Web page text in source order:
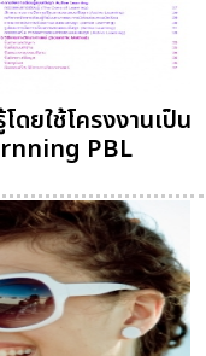
ดยใช้โครงงานเป็น
PBL